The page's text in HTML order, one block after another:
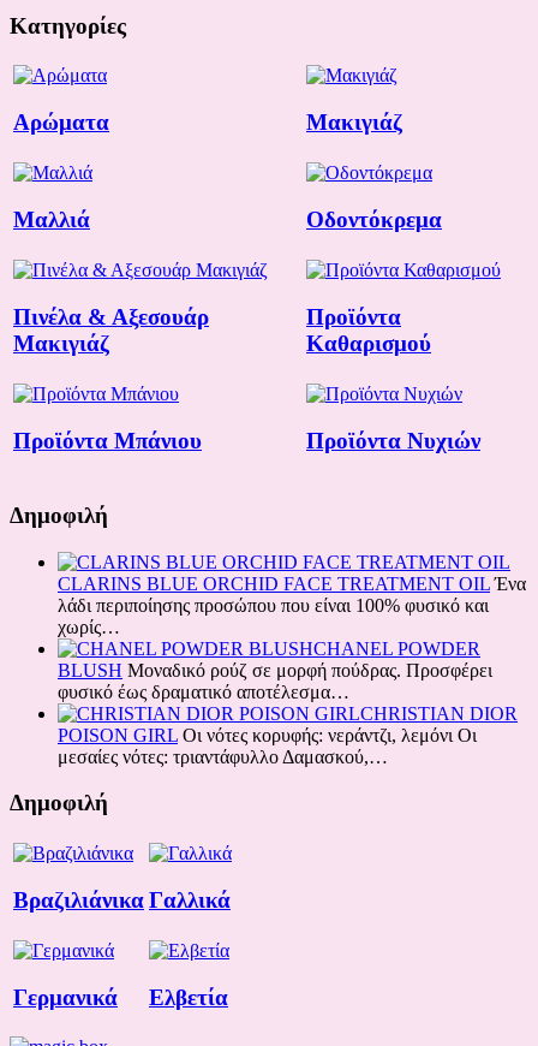
Κατηγορίες
Αρώματα Μακιγιάζ
Μαλλιά Οδοντόκρεμα
Πινέλα & Αξεσουάρ
Μακιγιάζ
Προϊόντα
Καθαρισμού
Προϊόντα Μπάνιου Προϊόντα Νυχιών
Δημοφιλή
CLARINS BLUE ORCHID FACE TREATMENT OILΈνα
λάδι περιποίησης προσώπου που είναι 100% φυσικό και
χωρίς…
CHANEL POWDER
BLUSH Μοναδικό ρούζ σε μορφή πούδρας. Προσφέρει
φυσικό έως δραματικό αποτέλεσμα…
CHRISTIAN DIOR
POISON GIRL Οι νότες κορυφής: νεράντζι, λεμόνι Oι
μεσαίες νότες: τριαντάφυλλο Δαμασκού,…
Δημοφιλή
ΒραζιλιάνικαΓαλλικά
Γερμανικά Ελβετία